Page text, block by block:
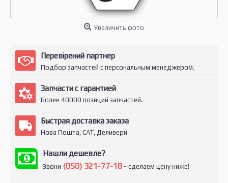
Увеличить фото
Перевірений партнер
Подбор запчастей с персональным менеджером.
Запчасти с гарантией
Более 40000 позиций запчастей.
Быстрая доставка заказа
Нова Пошта, САТ, Деливери
Нашли дешевле?
Звони (050) 321-77-18 - сделаем цену ниже!